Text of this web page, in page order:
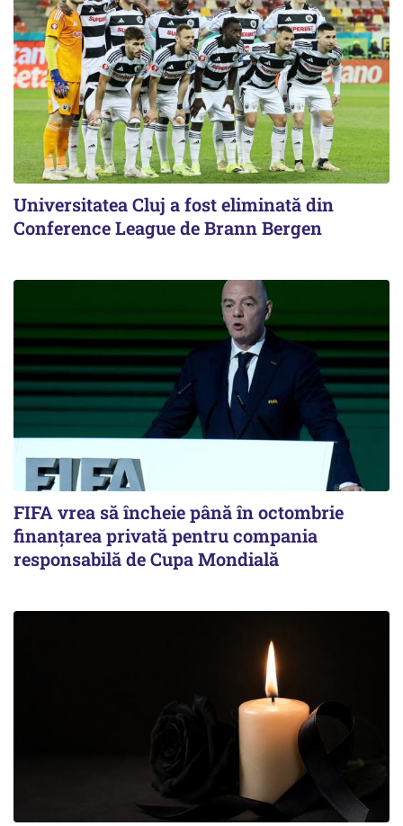
Universitatea Cluj a fost eliminată din
Conference League de Brann Bergen
FIFA vrea să încheie până în octombrie
finanțarea privată pentru compania
responsabilă de Cupa Mondială